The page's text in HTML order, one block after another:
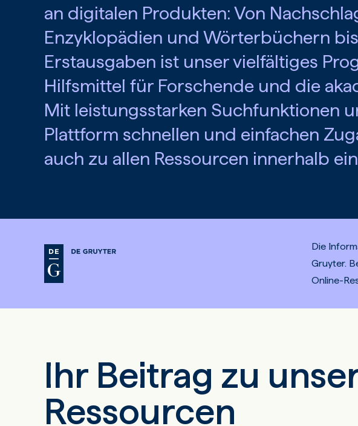
an digitalen Produkten: Von
Enzyklopädien und Wörterbüchern
Erstausgaben ist unser vielfältiges
Hilfsmittel für Forschende und die
Mit leistungsstarken Suchfunktionen
Plattform schnellen und einfachen
auch zu allen Ressourcen innerhalb
Die
Gruyter.
Online-
Ihr Beitrag zu
Ressourcen